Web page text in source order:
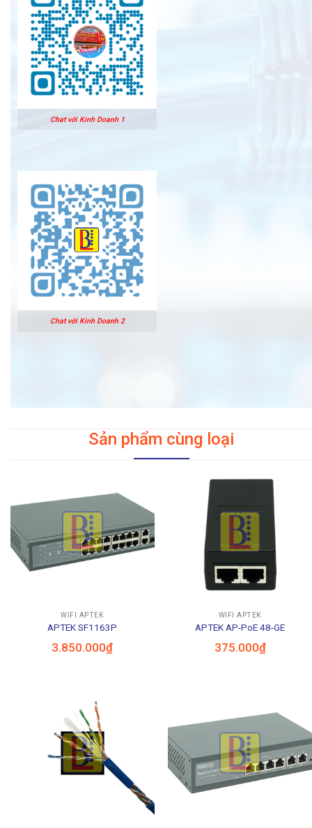
Chat với Kinh Doanh 1
Chat với Kinh Doanh 2
Sản phẩm cùng loại
WIFI APTEK
APTEK SF1163P
3.850.000₫
WIFI APTEK
APTEK AP-PoE 48-GE
375.000₫